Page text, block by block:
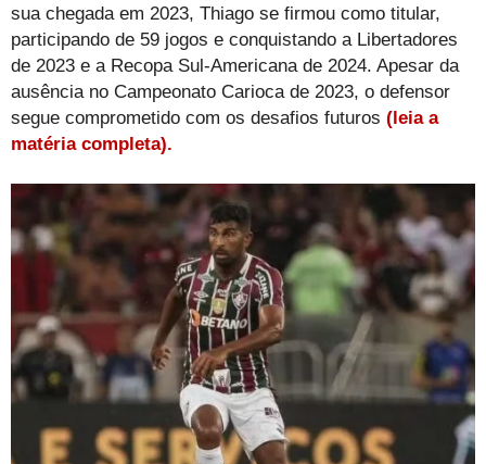
sua chegada em 2023, Thiago se firmou como titular,
participando de 59 jogos e conquistando a Libertadores
de 2023 e a Recopa Sul-Americana de 2024. Apesar da
ausência no Campeonato Carioca de 2023, o defensor
segue comprometido com os desafios futuros (leia a
matéria completa).